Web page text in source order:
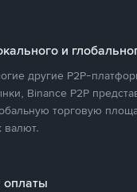
и
другие P2P-
Binance P2P
торговую
валют.
оплаты